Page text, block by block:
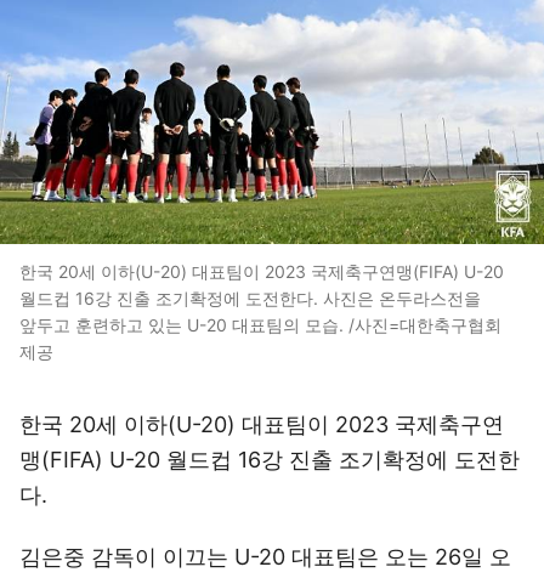
한국 20세 이하(U-20) 대표팀이 2023 국제축구연맹(FIFA) U-20
월드컵 16강 진출 조기확정에 도전한다. 사진은 온두라스전을
앞두고 훈련하고 있는 U-20 대표팀의 모습. /사진=대한축구협회
제공
한국 20세 이하(U-20) 대표팀이 2023 국제축구연
맹(FIFA) U-20 월드컵 16강 진출 조기확정에 도전한
다.
김은중 감독이 이끄는 U-20 대표팀은 오는 26일 오